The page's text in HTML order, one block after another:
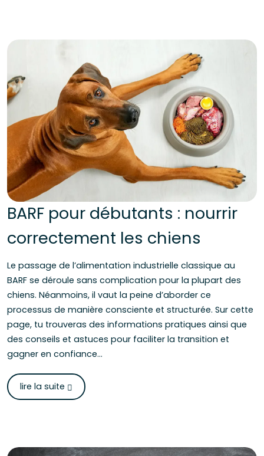
BARF pour débutants : nourrir
correctement les chiens
Le passage de l’alimentation industrielle classique au
BARF se déroule sans complication pour la plupart des
chiens. Néanmoins, il vaut la peine d’aborder ce
processus de manière consciente et structurée. Sur cette
page, tu trouveras des informations pratiques ainsi que
des conseils et astuces pour faciliter la transition et
gagner en confiance...
lire la suite